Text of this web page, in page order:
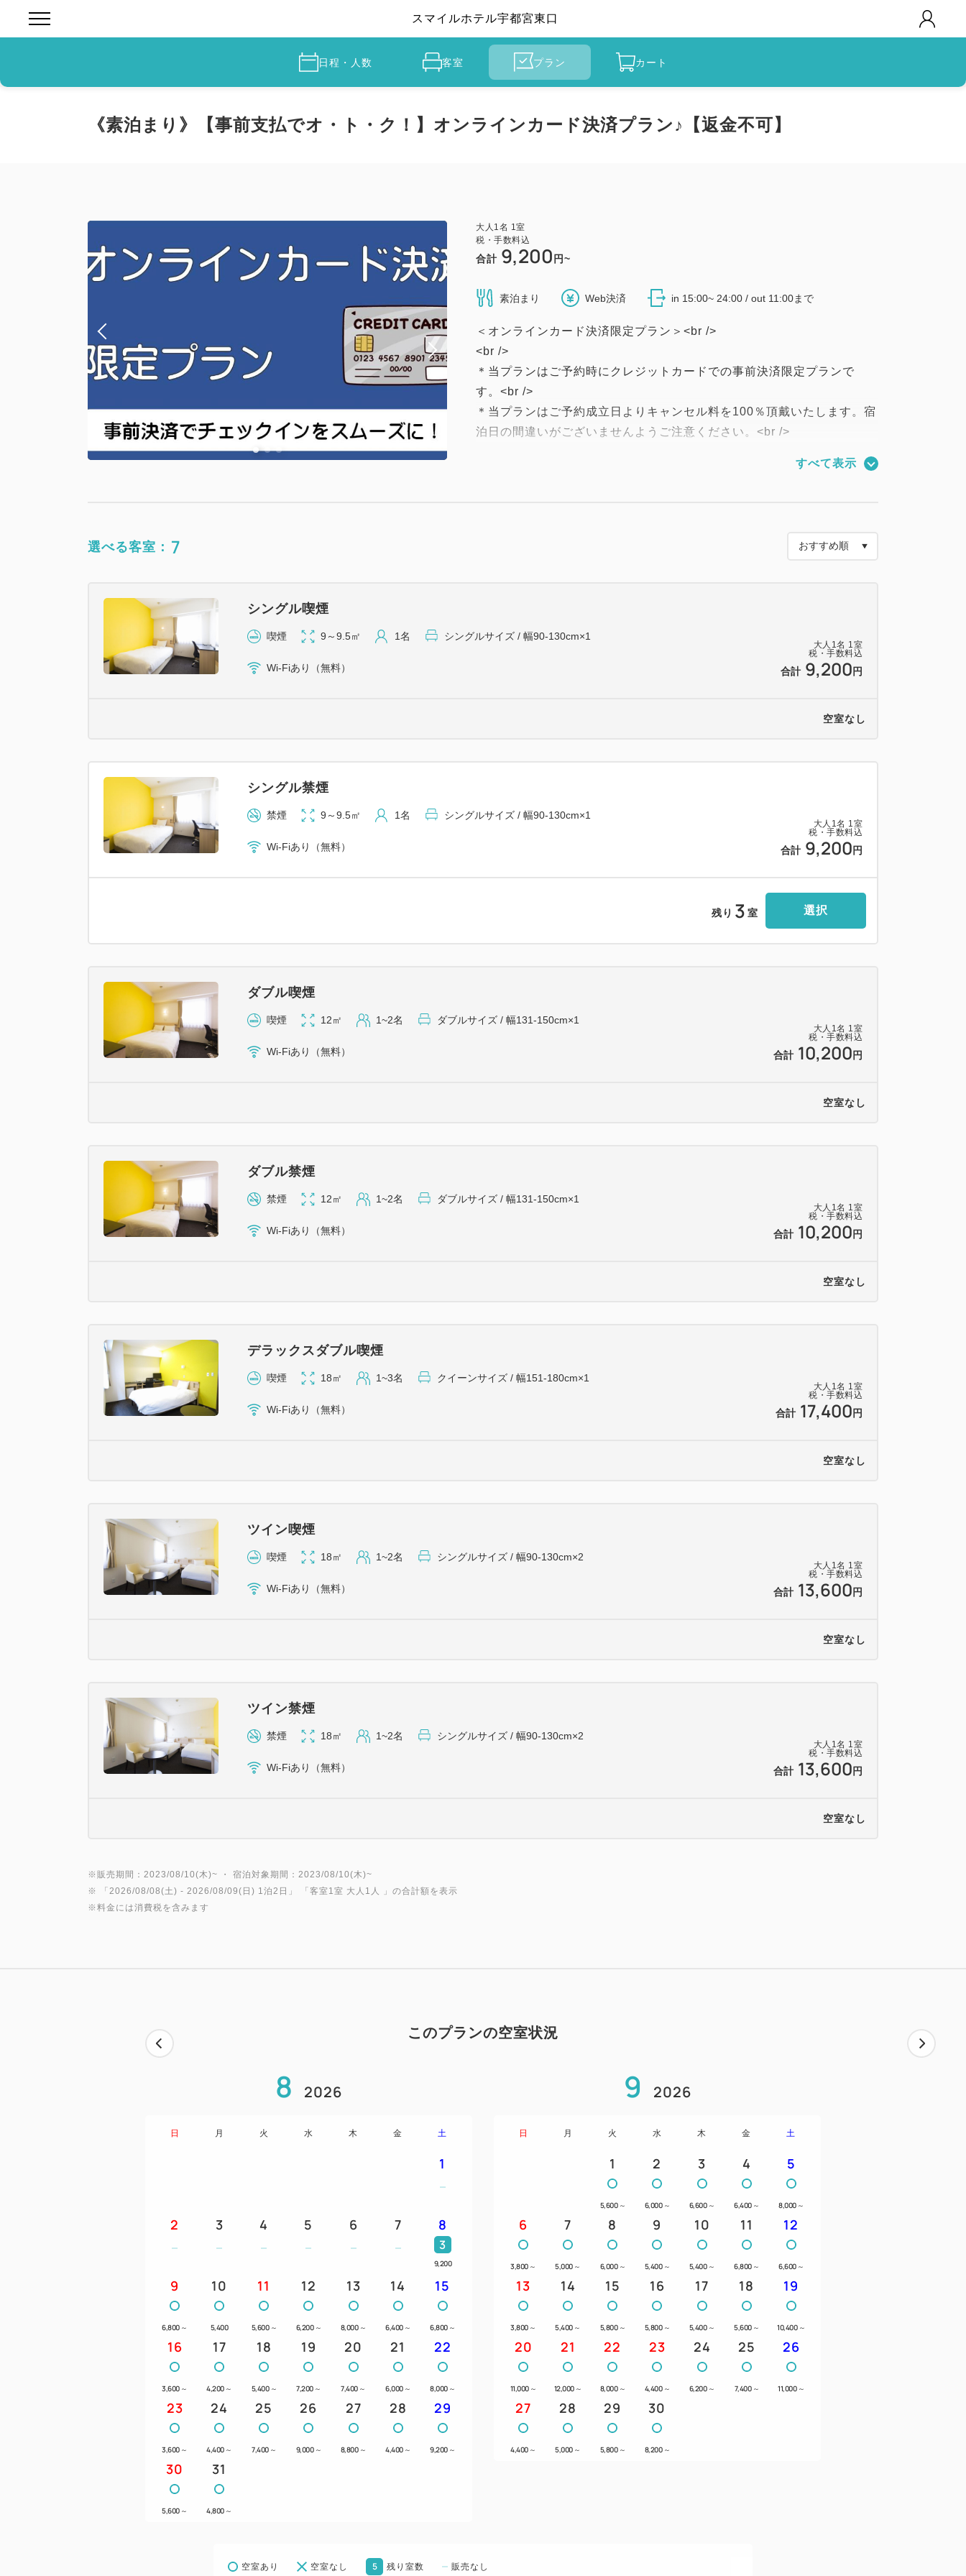
スマイルホテル宇都宮東口
日程・人数 客室 プラン カート
《素泊まり》【事前支払でオ・ト・ク！】オンラインカード決済プラン♪【返金不可】
大人 1名 1室
税・手数料込
合計 9,200 円~
素泊まり Web決済 in 15:00~ 24:00 / out 11:00まで
＜オンラインカード決済限定プラン＞<br />
<br />
＊当プランはご予約時にクレジットカードでの事前決済限定プランで
す。<br />
＊当プランはご予約成立日よりキャンセル料を100％頂戴いたします。宿
泊日の間違いがございませんようご注意ください。<br />
スマイルホテル宇都宮西口駅前店とのご予約間違いにご注意下さい。
洗濯：300円（洗剤自動投入）
和洋中の品数豊富なビュッフェスタイルでご用意しております。
ホテルから徒歩3分程の場所にございます。（1泊1台 650円）
満車の場合は周辺のコインパーキングをご利用下さい。(提携なし)
※ホテルにはバイク用の駐輪場はございません。JR宇都宮駅東口にござ
すべて表示
選べる客室： 7
大人 1名 1室
税・手数料込
合計 9,200 円
シングル喫煙
喫煙 9～9.5㎡ 1名 シングルサイズ / 幅90-130cm×1
Wi-Fiあり（無料）
空室なし
大人 1名 1室
税・手数料込
合計 9,200 円
シングル禁煙
禁煙 9～9.5㎡ 1名 シングルサイズ / 幅90-130cm×1
Wi-Fiあり（無料）
残り 3 室 選択
大人 1名 1室
税・手数料込
合計 10,200 円
ダブル喫煙
喫煙 12㎡ 1~2名 ダブルサイズ / 幅131-150cm×1
Wi-Fiあり（無料）
空室なし
大人 1名 1室
税・手数料込
合計 10,200 円
ダブル禁煙
禁煙 12㎡ 1~2名 ダブルサイズ / 幅131-150cm×1
Wi-Fiあり（無料）
空室なし
大人 1名 1室
税・手数料込
合計 17,400 円
デラックスダブル喫煙
喫煙 18㎡ 1~3名 クイーンサイズ / 幅151-180cm×1
Wi-Fiあり（無料）
空室なし
大人 1名 1室
税・手数料込
合計 13,600 円
ツイン喫煙
喫煙 18㎡ 1~2名 シングルサイズ / 幅90-130cm×2
Wi-Fiあり（無料）
空室なし
大人 1名 1室
税・手数料込
合計 13,600 円
ツイン禁煙
禁煙 18㎡ 1~2名 シングルサイズ / 幅90-130cm×2
Wi-Fiあり（無料）
空室なし
※販売期間：2023/08/10(木)~ ・ 宿泊対象期間：2023/08/10(木)~
※ 「 2026/08/08(土) - 2026/08/09(日) 1泊2日 」 「 客室1室 大人1人
」の合計額を表示
※料金には消費税を含みます
このプランの空室状況
8 2026
日 月 火 水 木 金 土
1
2 3 4 5 6 7 8
3
9,200
9
6,800 ～
10
5,400
11
5,600 ～
12
6,200 ～
13
8,000 ～
14
6,400 ～
15
6,800 ～
16
3,600 ～
17
4,200 ～
18
5,400 ～
19
7,200 ～
20
7,400 ～
21
6,000 ～
22
8,000 ～
23
3,600 ～
24
4,400 ～
25
7,400 ～
26
9,000 ～
27
8,800 ～
28
4,400 ～
29
9,200 ～
30
5,600 ～
31
4,800 ～
9 2026
日 月 火 水 木 金 土
1
5,600 ～
2
6,000 ～
3
6,600 ～
4
6,400 ～
5
8,000 ～
6
3,800 ～
7
5,000 ～
8
6,000 ～
9
5,400 ～
10
5,400 ～
11
6,800 ～
12
6,600 ～
13
3,800 ～
14
5,400 ～
15
5,800 ～
16
5,800 ～
17
5,400 ～
18
5,600 ～
19
10,400 ～
20
11,000 ～
21
12,000 ～
22
8,000 ～
23
4,400 ～
24
6,200 ～
25
7,400 ～
26
11,000 ～
27
4,400 ～
28
5,000 ～
29
5,800 ～
30
8,200 ～
空室あり 空室なし 5 残り室数 販売なし